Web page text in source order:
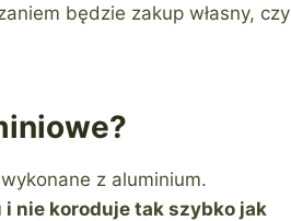
będzie zakup własny, czy
z aluminium.
nie koroduje tak szybko jak